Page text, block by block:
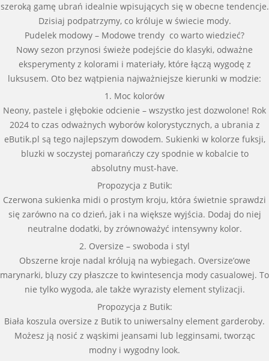
szeroką gamę ubrań idealnie wpisujących się w obecne tendencje.
Dzisiaj podpatrzymy, co króluje w świecie mody.
Pudelek modowy – Modowe trendy co warto wiedzieć?
Nowy sezon przynosi świeże podejście do klasyki, odważne
eksperymenty z kolorami i materiały, które łączą wygodę z
luksusem. Oto bez wątpienia najważniejsze kierunki w modzie:
1. Moc kolorów
Neony, pastele i głębokie odcienie – wszystko jest dozwolone! Rok
2024 to czas odważnych wyborów kolorystycznych, a ubrania z
eButik.pl są tego najlepszym dowodem. Sukienki w kolorze fuksji,
bluzki w soczystej pomarańczy czy spodnie w kobalcie to
absolutny must-have.
Propozycja z Butik:
Czerwona sukienka midi o prostym kroju, która świetnie sprawdzi
się zarówno na co dzień, jak i na większe wyjścia. Dodaj do niej
neutralne dodatki, by zrównoważyć intensywny kolor.
2. Oversize – swoboda i styl
Obszerne kroje nadal królują na wybiegach. Oversize’owe
marynarki, bluzy czy płaszcze to kwintesencja mody casualowej. To
nie tylko wygoda, ale także wyrazisty element stylizacji.
Propozycja z Butik:
Biała koszula oversize z Butik to uniwersalny element garderoby.
Możesz ją nosić z wąskimi jeansami lub legginsami, tworząc
modny i wygodny look.